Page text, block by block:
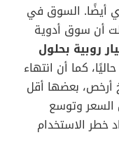
أيضًا. السوق في
أن سوق أدوية
روبية بحلول
حاليًا، كما أن انتهاء
أرخص، بعضها أقل
انخفاض السعر وتوسع
خطر الاستخدام